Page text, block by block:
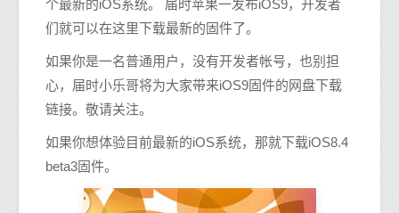
个最新的iOS系统。 届时苹果一发布iOS9，开发者
们就可以在这里下载最新的固件了。
如果你是一名普通用户，没有开发者帐号，也别担
心，届时小乐哥将为大家带来iOS9固件的网盘下载
链接。敬请关注。
如果你想体验目前最新的iOS系统，那就下载iOS8.4
beta3固件。